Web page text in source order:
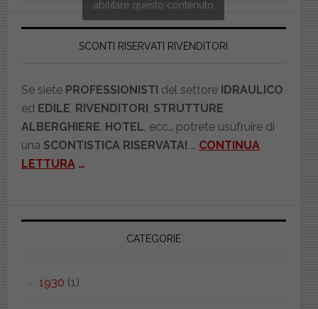
abilitare questo contenuto
SCONTI RISERVATI RIVENDITORI
Se siete PROFESSIONISTI del settore IDRAULICO
ed EDILE, RIVENDITORI , STRUTTURE
ALBERGHIERE, HOTEL, ecc… potrete usufruire di
una SCONTISTICA RISERVATA! … CONTINUA
LETTURA…
CATEGORIE
1930 (1)